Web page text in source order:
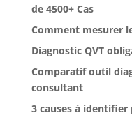
de 4500+ Cas
Comment mesurer
Diagnostic QVT
Comparatif outil
consultant
3 causes à